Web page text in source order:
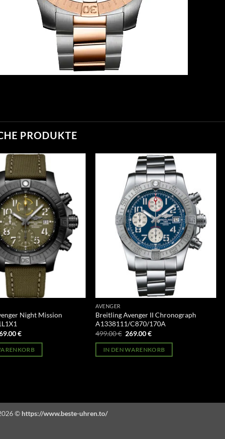
PRODUKTE
Night Mission
€
€Aktueller
ist:
269.00 €.
AVENGER
Breitling Avenger II Chronograph
A1338111/C870/170A
499.00€ Ursprünglicher
war:
499.00 €
269.00€Aktueller
ist:
269.00 €.
IN DEN WARENKORB
© https://www.beste-uhren.to/